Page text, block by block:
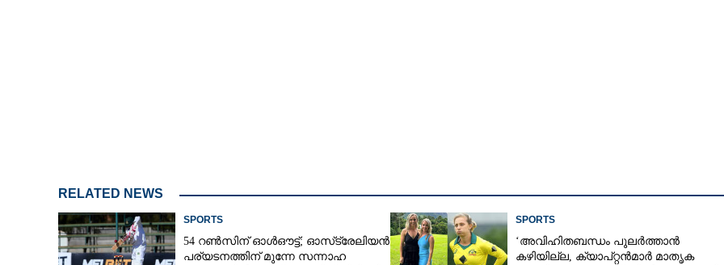
RELATED NEWS
SPORTS
54 റൺസിന് ഓൾഔട്ട്; ഓസ്‌ട്രേലിയൻ
പര്യടനത്തിന് മുന്നേ സന്നാഹ
SPORTS
‘അവിഹിതബന്ധം പുലർത്താൻ
കഴിയില്ല,​ ക്യാപ്റ്റൻമാർ മാതൃക
Share this link